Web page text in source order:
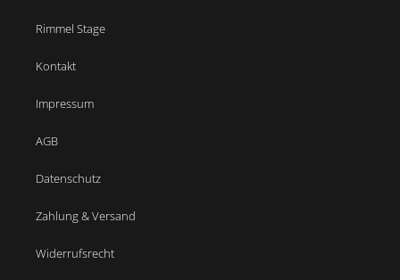
Rimmel Stage
Kontakt
Impressum
AGB
Datenschutz
Zahlung & Versand
Widerrufsrecht